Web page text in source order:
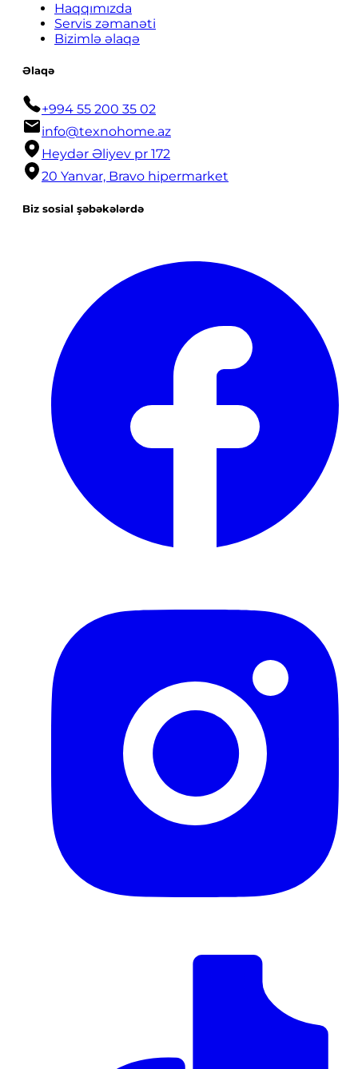
Haqqımızda
Servis zəmanəti
Bizimlə əlaqə
Əlaqə
+994 55 200 35 02
info@texnohome.az
Heydər Əliyev pr 172
20 Yanvar, Bravo hipermarket
Biz sosial şəbəkələrdə